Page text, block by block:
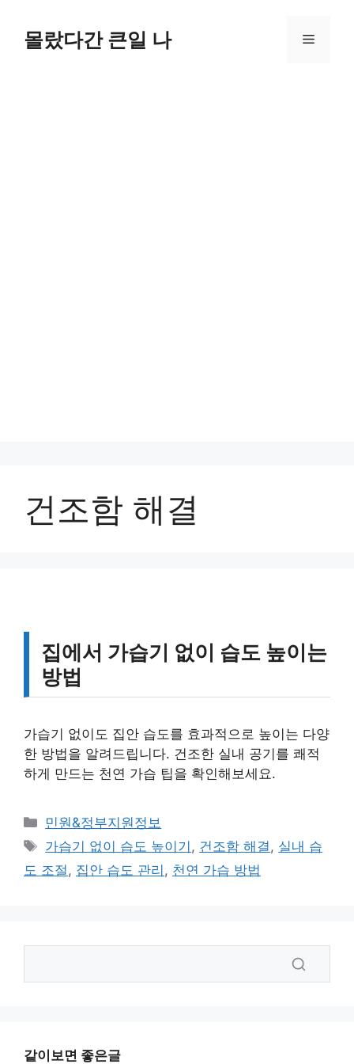
몰랐다간 큰일 나 메
건조함 해결
집에서 가습기 없이 습도 높이는
방법
가습기 없이도 집안 습도를 효과적으로 높이는 다양
한 방법을 알려드립니다. 건조한 실내 공기를 쾌적
하게 만드는 천연 가습 팁을 확인해보세요.
카
테
리
민원&정부지원정보
태
그
가습기 없이 습도 높이기 , 건조함 해결 , 실내 습
도 조절 , 집안 습도 관리 , 천연 가습 방법
같이보면 좋은글